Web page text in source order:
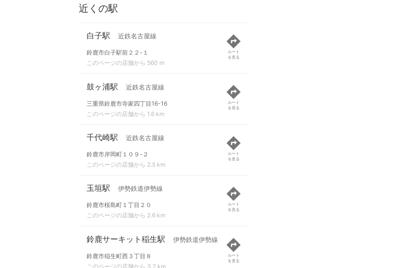
近くの駅
白子駅 近鉄名古屋線
鈴鹿市白子駅前２２-１
このページの店舗から 560 m
ルート
を見る
鼓ヶ浦駅 近鉄名古屋線
三重県鈴鹿市寺家四丁目16-16
このページの店舗から 1.6 km
ルート
を見る
千代崎駅 近鉄名古屋線
鈴鹿市岸岡町１０９-２
このページの店舗から 2.5 km
ルート
を見る
玉垣駅 伊勢鉄道伊勢線
鈴鹿市桜島町１丁目２０
このページの店舗から 2.6 km
ルート
を見る
鈴鹿サーキット稲生駅 伊勢鉄道伊勢線
鈴鹿市稲生町西３丁目８
このページの店舗から 3.2 km
ルート
を見る